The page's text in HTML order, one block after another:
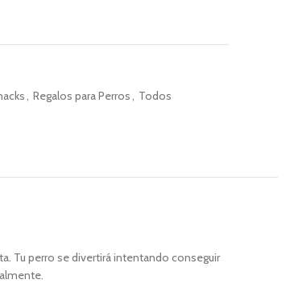
, Regalos para Perros, Todos
Tu perro se divertirá intentando conseguir